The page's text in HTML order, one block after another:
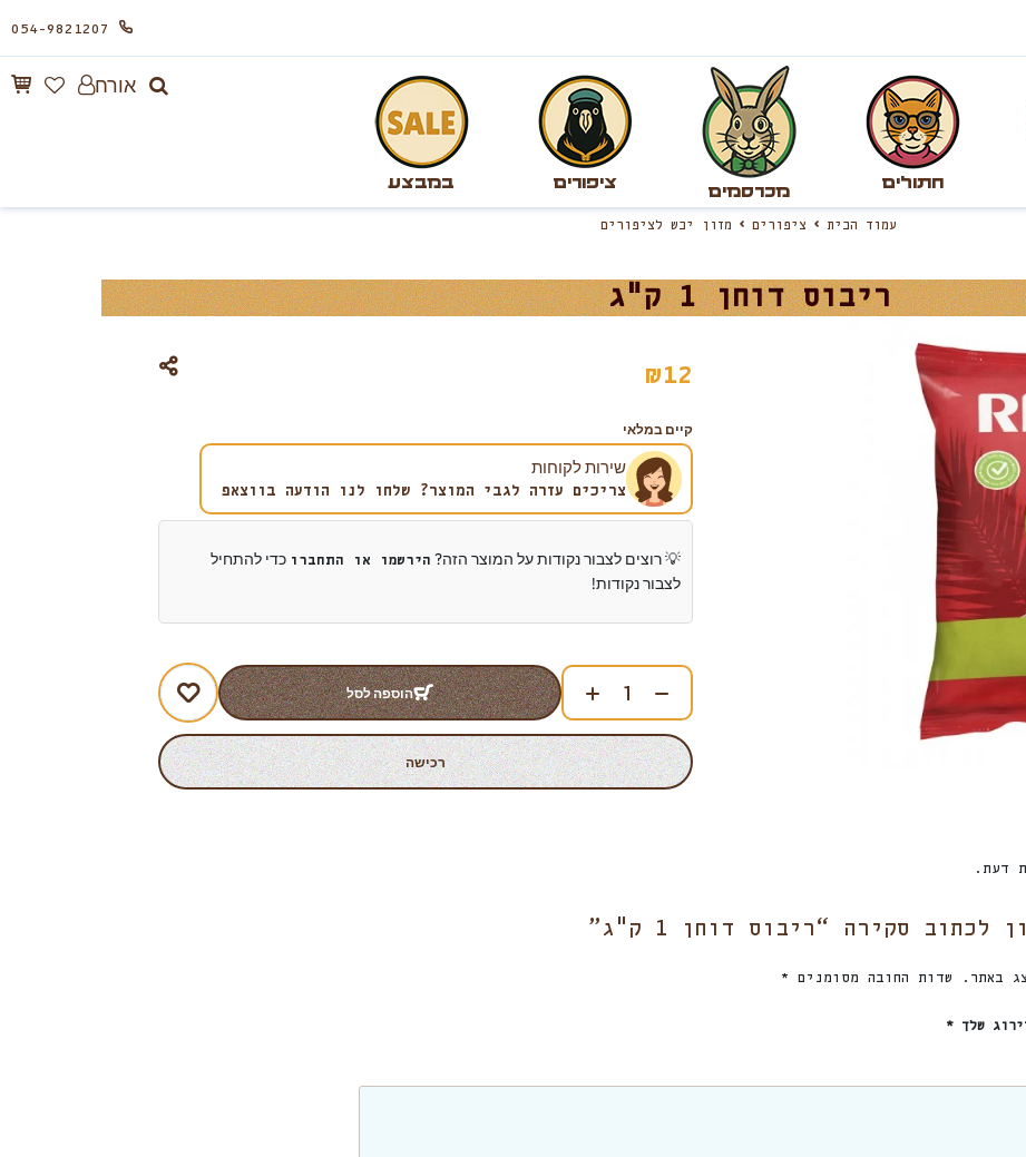
054-9821207
חתולים
מכרסמים
ציפורים במבצע
אורח
עמוד הבית ציפורים מזון יבש לציפורים
ריבוס דוחן 1 ק"ג
₪12
קיים במלאי
שירות לקוחות
צריכים עזרה לגבי המוצר? שלחו לנו הודעה בווצאפ
💡 רוצים לצבור נקודות על המוצר הזה? הירשמו או התחברו כדי להתחיל
לצבור נקודות!
הוספה לסל
רכישה
דעת.
לכתוב סקירה “ריבוס דוחן 1 ק"ג”
באתר. שדות החובה מסומנים *
שלך *